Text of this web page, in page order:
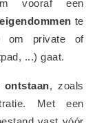
te
om private of
...) gaat.
ontstaan, zoals
Met een